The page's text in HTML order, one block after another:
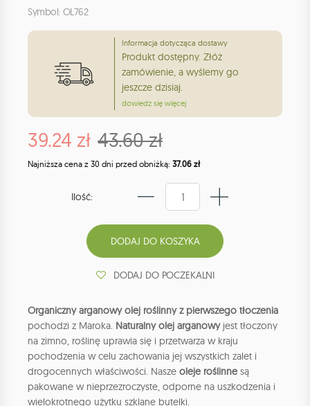
Symbol: OL762
Informacja dotycząca dostawy
Produkt dostępny. Złóż
zamówienie, a wyślemy go
jeszcze dzisiaj.
dowiedz się więcej
39.24 zł 43.60 zł
Najniższa cena z 30 dni przed obniżką: 37.06 zł
Ilość:
DODAJ DO POCZEKALNI
Organiczny arganowy olej roślinny z pierwszego tłoczenia
pochodzi z Maroka. Naturalny olej arganowyjest tłoczony
na zimno, roślinę uprawia się i przetwarza w kraju
pochodzenia w celu zachowania jej wszystkich zalet i
drogocennych właściwości. Nasze oleje roślinne są
pakowane w nieprzezroczyste, odporne na uszkodzenia i
wielokrotnego użytku szklane butelki.